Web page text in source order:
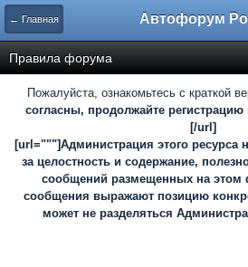
← Главная
Правила форума
Пожалуйста, ознакомьтесь с краткой
согласны, продолжайте
[/url]
[url="""]Администрация этого ресурса
за целостность и содержание,
сообщений размещенных на
сообщения выражают позицию
может не разделяться